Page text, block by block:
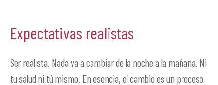
Expectativas realistas
Ser realista. Nada va a cambiar de la noche a la mañana. Ni
tu salud ni tú mismo. En esencia, el cambio es un proceso